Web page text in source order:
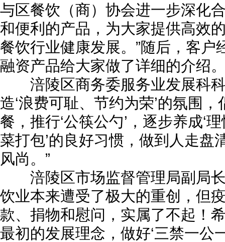
与区餐饮（商）协会进一步深化
和便利的产品，为大家提供高效
餐饮行业健康发展。”随后，客户
融资产品给大家做了详细的介绍
涪陵区商务委服务业发展科科
造‘浪费可耻、节约为荣’的氛围
餐，推行‘公筷公勺’，逐步养成‘
菜打包’的良好习惯，做到人走盘
风尚。”
涪陵区市场监督管理局副局长
饮业本来遭受了极大的重创，但
款、捐物和慰问，实属了不起！
最初的发展理念，做好‘三禁一公